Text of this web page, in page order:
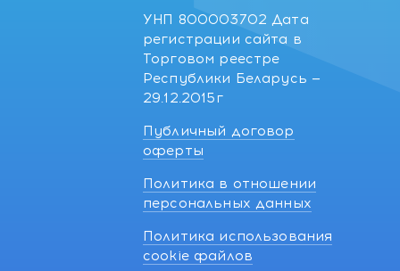
УНП 800003702 Дата
регистрации сайта в
Торговом реестре
Республики Беларусь —
29.12.2015г
Публичный договор
оферты
Политика в отношении
персональных данных
Политика использования
cookie файлов